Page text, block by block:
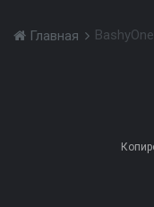
Главная BashyOne